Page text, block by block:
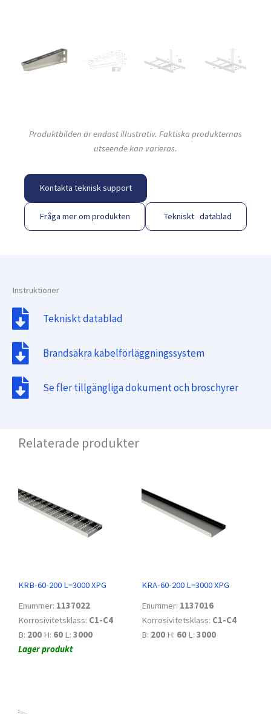
Produktbilden är endast illustrativ. Faktiska produkternas
utseende kan varieras.
Kontakta teknisk support
Fråga mer om produkten Tekniskt datablad
Instruktioner
Tekniskt datablad
Brandsäkra kabelförläggningssystem
Se fler tillgängliga dokument och broschyrer
Relaterade produkter
KRB-60-200 L=3000 XPG
Enummer: 1137022
Korrosivitetsklass: C1-C4
B: 200 H: 60 L: 3000
Lager produkt
KRA-60-200 L=3000 XPG
Enummer: 1137016
Korrosivitetsklass: C1-C4
B: 200 H: 60 L: 3000